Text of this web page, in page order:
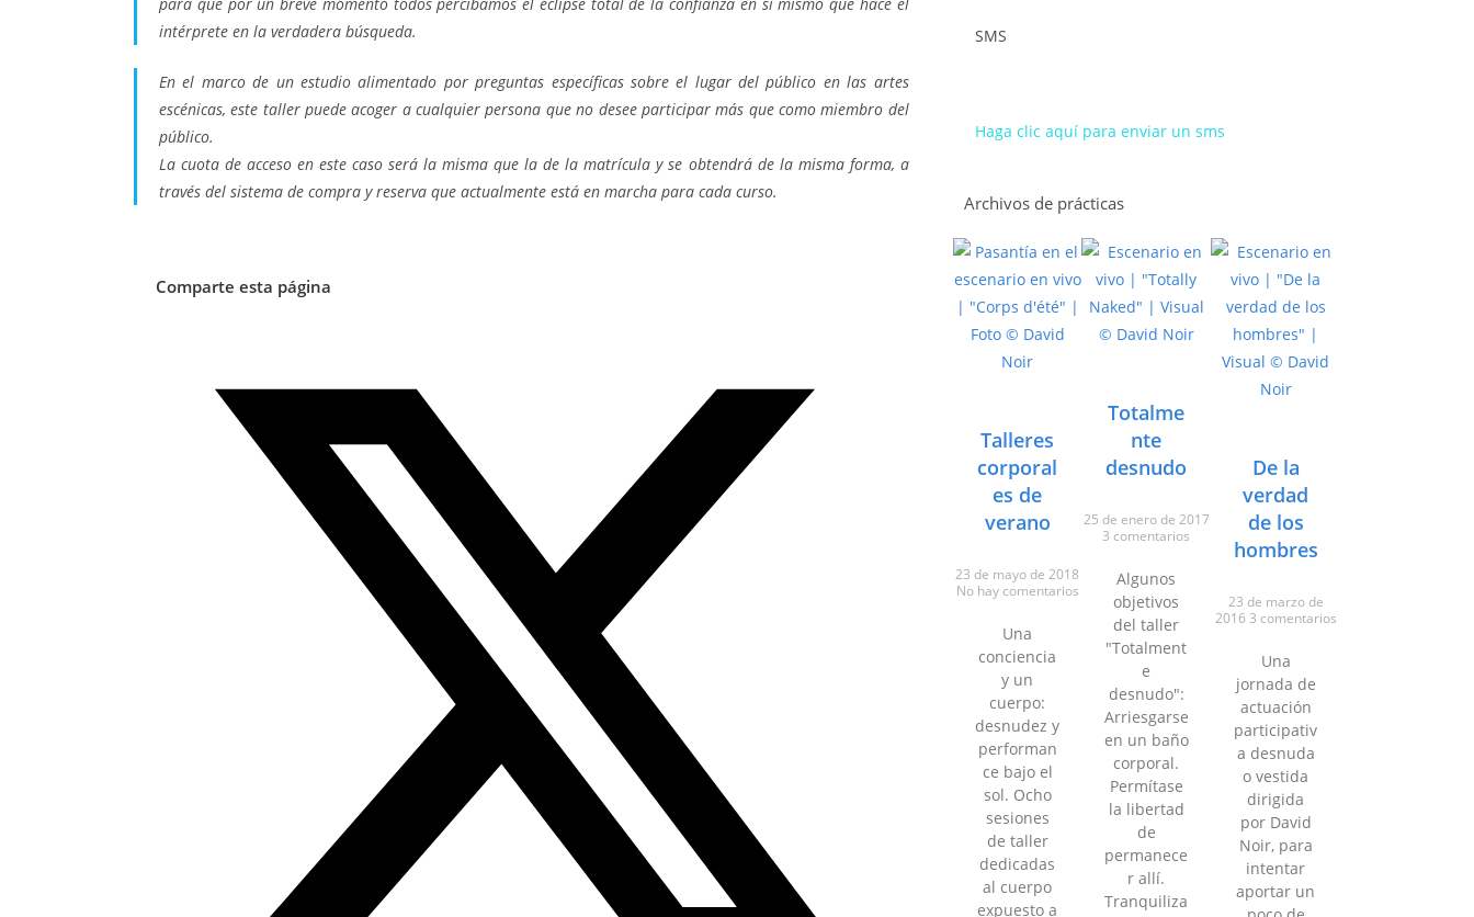
intérprete en la verdadera búsqueda.
En el marco de un estudio alimentado por preguntas específicas sobre el lugar del público en las artes
escénicas, este taller puede acoger a cualquier persona que no desee participar más que como miembro del
público.
La cuota de acceso en este caso será la misma que la de la matrícula y se obtendrá de la misma forma, a
través del sistema de compra y reserva que actualmente está en marcha para cada curso.
Comparte esta página
SMS
Haga clic aquí para enviar un sms
Archivos de prácticas
Talleres
corporal
es de
verano
23 de mayo de 2018
No hay comentarios
Una
conciencia
y un
cuerpo:
desnudez y
performan
ce bajo el
sol. Ocho
sesiones
de taller
dedicadas
al cuerpo
expuesto a
Totalme
nte
desnudo
25 de enero de 2017
3 comentarios
Algunos
objetivos
del taller
"Totalment
e
desnudo":
Arriesgarse
en un baño
corporal.
Permítase
la libertad
de
permanece
r allí.
Tranquiliza
De la
verdad
de los
hombres
23 de marzo de
2016 3 comentarios
Una
jornada de
actuación
participativ
a desnuda
o vestida
dirigida
por David
Noir, para
intentar
aportar un